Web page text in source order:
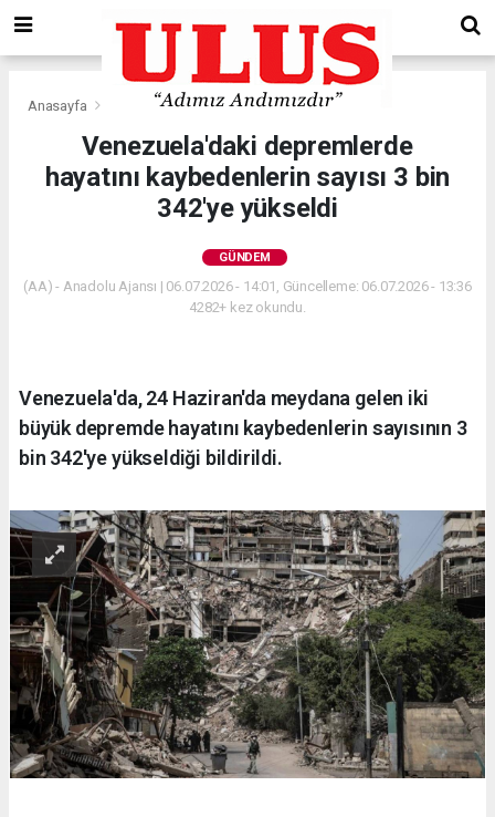
Anasayfa Gündem
Venezuela'daki depremlerde
hayatını kaybedenlerin sayısı 3 bin
342'ye yükseldi
GÜNDEM
(AA) - Anadolu Ajansı | 06.07.2026 - 14:01, Güncelleme: 06.07.2026 - 13:36
4282+ kez okundu.
Venezuela'da, 24 Haziran'da meydana gelen iki
büyük depremde hayatını kaybedenlerin sayısının 3
bin 342'ye yükseldiği bildirildi.